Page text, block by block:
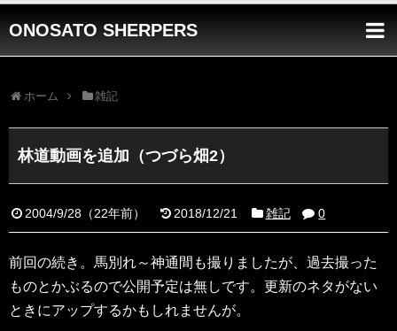
ONOSATO SHERPERS
ホーム 雑記
林道動画を追加（つづら畑2）
2004/9/28 （22年前） 2018/12/21 雑記 0
前回の続き。馬別れ～神通間も撮りましたが、過去撮った
ものとかぶるので公開予定は無しです。更新のネタがない
ときにアップするかもしれませんが。